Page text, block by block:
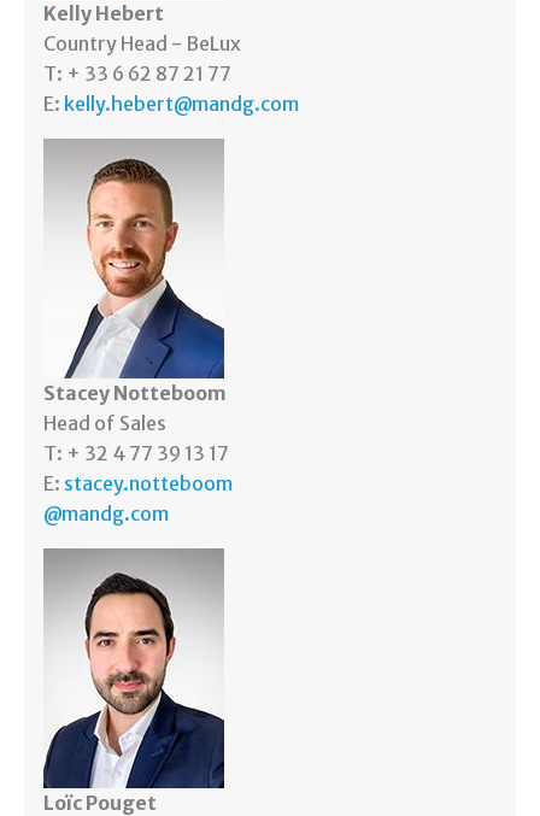
Kelly Hebert
Country Head - BeLux
T: + 33 6 62 87 21 77
E: kelly.hebert@mandg.com
Stacey Notteboom
Head of Sales
T: + 32 4 77 39 13 17
E: stacey.notteboom
@mandg.com
Loïc Pouget